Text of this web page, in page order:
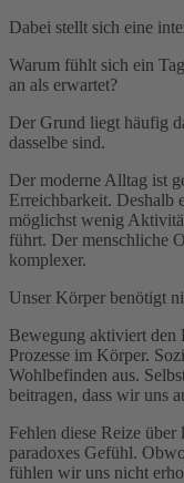
Dabei stellt sich eine
Warum fühlt sich ein
an als erwartet?
Der Grund liegt häufig
dasselbe sind.
Der moderne Alltag ist
Erreichbarkeit. Deshalb
möglichst wenig
führt. Der menschliche
komplexer.
Unser Körper benötigt
Bewegung aktiviert den
Prozesse im Körper.
Wohlbefinden aus.
beitragen, dass wir uns
Fehlen diese Reize
paradoxes Gefühl.
fühlen wir uns nicht